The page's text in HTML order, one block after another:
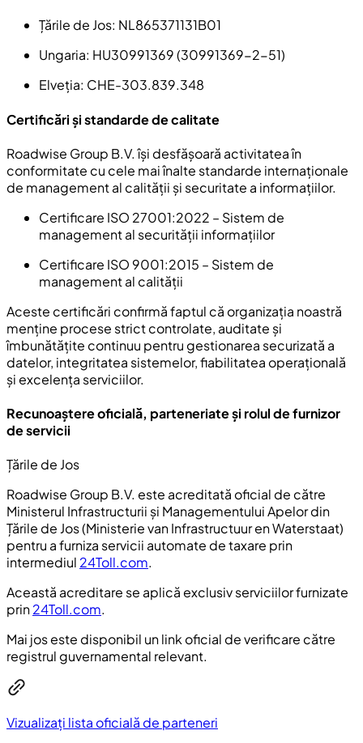
Țările de Jos: NL865371131B01
Ungaria: HU30991369 (30991369-2-51)
Elveția: CHE-303.839.348
Certificări și standarde de calitate
Roadwise Group B.V. își desfășoară activitatea în
conformitate cu cele mai înalte standarde internaționale
de management al calității și securitate a informațiilor.
Certificare ISO 27001:2022 – Sistem de
management al securității informațiilor
Certificare ISO 9001:2015 – Sistem de
management al calității
Aceste certificări confirmă faptul că organizația noastră
menține procese strict controlate, auditate și
îmbunătățite continuu pentru gestionarea securizată a
datelor, integritatea sistemelor, fiabilitatea operațională
și excelența serviciilor.
Recunoaștere oficială, parteneriate și rolul de furnizor
de servicii
Țările de Jos
Roadwise Group B.V. este acreditată oficial de către
Ministerul Infrastructurii și Managementului Apelor din
Țările de Jos (Ministerie van Infrastructuur en Waterstaat)
pentru a furniza servicii automate de taxare prin
intermediul 24Toll.com.
Această acreditare se aplică exclusiv serviciilor furnizate
prin24Toll.com.
Mai jos este disponibil un link oficial de verificare către
registrul guvernamental relevant.
Vizualizați lista oficială de parteneri